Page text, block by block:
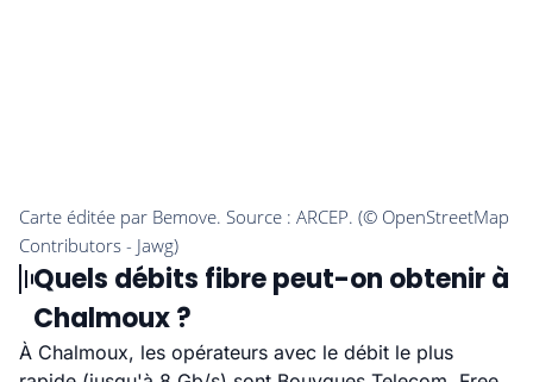
Quels débits fibre peut-on obtenir à
Chalmoux ?
À Chalmoux, les opérateurs avec le débit le plus